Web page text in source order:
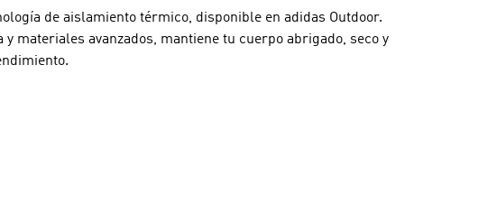
de aislamiento térmico, disponible en adidas Outdoor.
y materiales avanzados, mantiene tu cuerpo abrigado, seco y